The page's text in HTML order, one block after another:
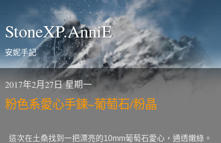
StoneXP.AnniE
安妮手記
2017年2月27日 星期一
粉色系愛心手鍊~葡萄石/粉晶
這次在土桑找到一把漂亮的10mm葡萄石愛心，通透嫩綠。